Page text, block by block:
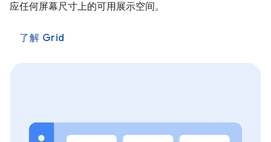
应任何屏幕尺寸上的可用展示空间。
了解 Grid